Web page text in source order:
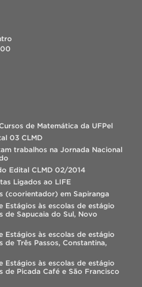
de Matemática da UFPel
03 CLMD
trabalhos na Jornada Nacional
Edital CLMD 02/2014
Ligados ao LIFE
(coorientador) em Sapiranga
Estágios às escolas de estágio
de Sapucaia do Sul, Novo
Estágios às escolas de estágio
de Três Passos, Constantina,
Estágios às escolas de estágio
de Picada Café e São Francisco